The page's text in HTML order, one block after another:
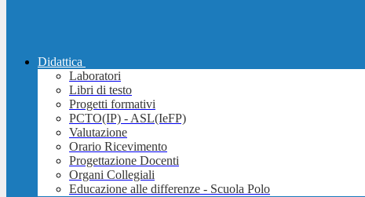
Didattica
Laboratori
Libri di testo
Progetti formativi
PCTO(IP) - ASL(IeFP)
Valutazione
Orario Ricevimento
Progettazione Docenti
Organi Collegiali
Educazione alle differenze - Scuola Polo